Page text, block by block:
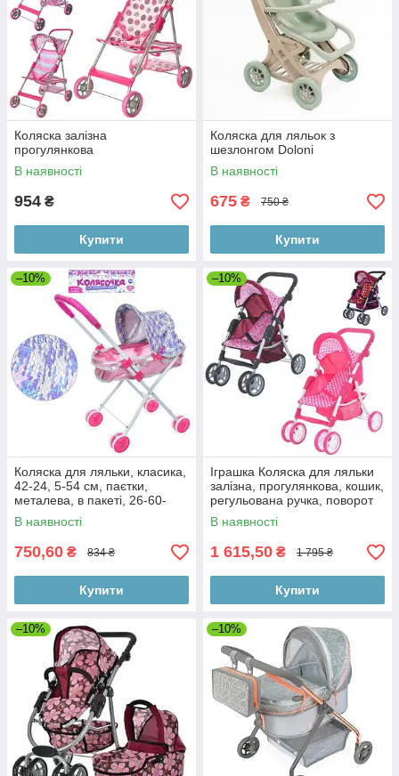
Коляска залізна
прогулянкова
В наявності
954 ₴
Купити
Коляска для ляльок з
шезлонгом Doloni
В наявності
675 ₴ 750 ₴
Купити
–10%
Коляска для ляльки, класика,
42-24, 5-54 см, паєтки,
металева, в пакеті, 26-60-
10см
В наявності
750,60 ₴ 834 ₴
Купити
–10%
Іграшка Коляска для ляльки
залізна, прогулянкова, кошик,
регульована ручка, поворот
В наявності
1 615,50 ₴ 1 795 ₴
Купити
–10% –10%